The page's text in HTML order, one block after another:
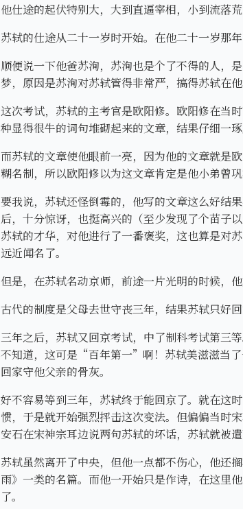
他仕途的起伏特别大，大到直逼宰相，小到流落荒
苏轼的仕途从二十一岁时开始。在他二十一岁那
顺便说一下他爸苏洵，苏洵也是个了不得的人，
梦，原因是苏洵对苏轼管得非常严，搞得苏轼在
这次考试，苏轼的主考官是欧阳修。欧阳修在当
种显得很牛的词句堆砌起来的文章，结果仔细一
而苏轼的文章使他眼前一亮，因为他的文章就是
糊名制，所以欧阳修以为这文章肯定是他小弟曾
要我说，苏轼还怪倒霉的，他写的文章这么好结
后，十分惊讶，也挺高兴的（至少发现了个苗子
苏轼的才华，对他进行了一番褒奖，这也算是对
远近闻名了。
但是，在苏轼名动京师，前途一片光明的时候，他
古代的制度是父母去世守丧三年，结果苏轼只好回
三年之后，苏轼又回京考试，中了制科考试第三
不知道，这可是“百年第一”啊！苏轼美滋滋当
回家守他父亲的骨灰。
好不容易等到三年，苏轼终于能回京了。就在这
惯，于是就开始强烈抨击这次变法。但偏偏当时
安石在宋神宗耳边说两句苏轼的坏话，苏轼就被遣
苏轼虽然离开了中央，但他一点都不伤心，他还
雨》一类的名篇。而他一开始只是作诗，在这里
了。